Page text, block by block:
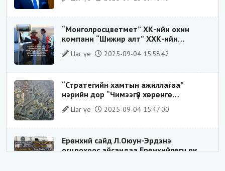
“Монголросцветмет” ХК-ийн охин
компани “Шижир алт” ХХК-ийн
Гүйцэтгэх захирлаар ажиллаж байсан
О.Баттөмөрт холбогдох хэрэг хаашаа
Цаг үе 2025-09-04 15:58:42
“Стратегийн хамтын ажиллагаа”
нэрийн дор “Чимээгүй хөрөнгө
хуримтлал”
Цаг үе 2025-09-04 15:47:00
Ерөнхий сайд Л.Оюун-Эрдэнэ
огцрохоос айсандаа Ерөнхийлөгч рүү